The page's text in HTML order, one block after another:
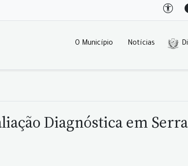
O Município Notícias
Diagnóstica em